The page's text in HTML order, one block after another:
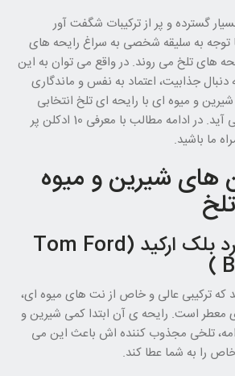
گسترده و پر از ترکیبات شگفت آور
توجه به سلیقه شخصی به سراغ رایحه های
های تلخ می روند. در واقع می توان به این
دنبال جذابیت، اعتماد به نفس و ماندگاری
و میوه ای با رایحه ای تلخ انتخابی
منحصر به فرد به نظر می آید. در ادامه مطالب با معرفی 10 ادکلن پر
ما باشید.
های شیرین و میوه
1.ادکلن تام فورد بلک ارکید (Tom Ford
که ترکیبی عالی و خاص از نت های میوه ای،
است. رایحه ی آن ابتدا کمی شیرین و
تلخی مجذوب کننده اش باعث این می
را به شما عطا کند.